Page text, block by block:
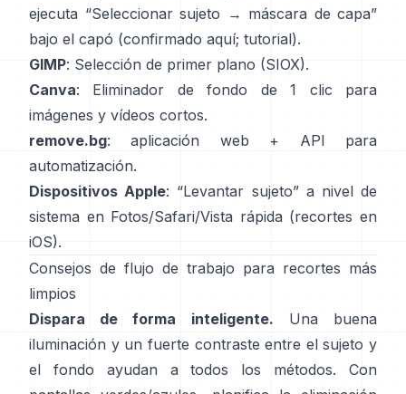
ejecuta “Seleccionar sujeto → máscara de capa”
bajo el capó (confirmado aquí; tutorial).
GIMP: Selección de primer plano (SIOX).
Canva: Eliminador de fondo de 1 clic para
imágenes y vídeos cortos.
remove.bg: aplicación web + API para
automatización.
Dispositivos Apple: “Levantar sujeto” a nivel de
sistema en Fotos/Safari/Vista rápida (recortes en
iOS).
Consejos de flujo de trabajo para recortes más
limpios
Dispara de forma inteligente. Una buena
iluminación y un fuerte contraste entre el sujeto y
el fondo ayudan a todos los métodos. Con